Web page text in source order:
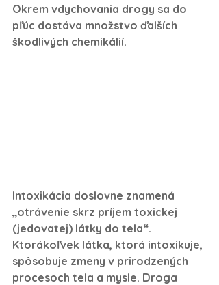
Okrem vdychovania drogy sa do
pľúc dostáva množstvo ďalších
škodlivých chemikálií.
Intoxikácia doslovne znamená
„otrávenie skrz príjem toxickej
(jedovatej) látky do tela“.
Ktorákoľvek látka, ktorá intoxikuje,
spôsobuje zmeny v prirodzených
procesoch tela a mysle. Droga